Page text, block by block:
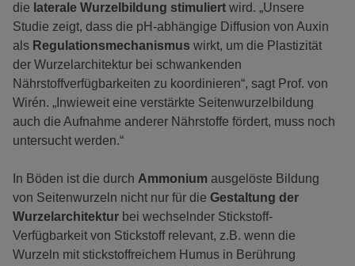
die laterale Wurzelbildung stimuliert wird. „Unsere
Studie zeigt, dass die pH-abhängige Diffusion von Auxin
als Regulationsmechanismus wirkt, um die Plastizität
der Wurzelarchitektur bei schwankenden
Nährstoffverfügbarkeiten zu koordinieren“, sagt Prof. von
Wirén. „Inwieweit eine verstärkte Seitenwurzelbildung
auch die Aufnahme anderer Nährstoffe fördert, muss noch
untersucht werden.“
In Böden ist die durch Ammonium ausgelöste Bildung
von Seitenwurzeln nicht nur für die Gestaltung der
Wurzelarchitektur bei wechselnder Stickstoff-
Verfügbarkeit von Stickstoff relevant, z.B. wenn die
Wurzeln mit stickstoffreichem Humus in Berührung